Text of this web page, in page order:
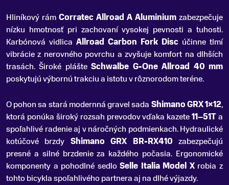
Hliníkový rám Corratec Allroad A Aluminium zabezpečuje
nízku hmotnosť pri zachovaní vysokej pevnosti a tuhosti.
Karbónová vidlica Allroad Carbon Fork Disc účinne tlmí
vibrácie z nerovného povrchu a zvyšuje komfort na dlhších
trasách. Široké plášteSchwalbe G-One Allroad 40 mm
poskytujú výbornú trakciu a istotu v rôznorodom teréne.
O pohon sa stará modernná gravel sada Shimano GRX 1×12,
ktorá ponúka široký rozsah prevodov vďaka kazete11–51Ta
spoľahlivé radenie aj v náročných podmienkach. Hydraulické
kotúčové brzdy Shimano GRX BR-RX410 zabezpečujú
presné a silné brzdenie za každého počasia. Ergonomické
komponenty a pohodlné sedloSelle Italia Model Xrobia z
tohto bicykla spoľahlivého partnera aj na dlhé výjazdy.